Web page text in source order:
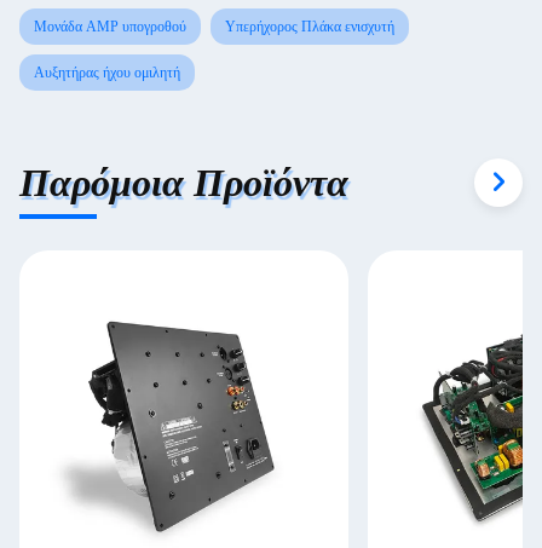
Μονάδα AMP υπογροθού Υπερήχορος Πλάκα ενισχυτή
Αυξητήρας ήχου ομιλητή
Παρόμοια Προϊόντα